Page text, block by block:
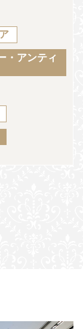
・アンティ